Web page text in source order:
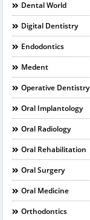
Dental World
Digital Dentistry
Endodontics
Medent
Operative Dentistry
Oral Implantology
Oral Radiology
Oral Rehabilitation
Oral Surgery
Oral Medicine
Orthodontics